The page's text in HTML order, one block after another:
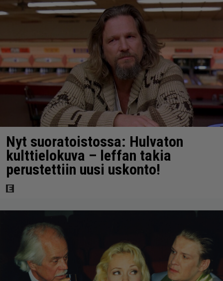
Nyt suoratoistossa: Hulvaton
kulttielokuva – leffan takia
perustettiin uusi uskonto!